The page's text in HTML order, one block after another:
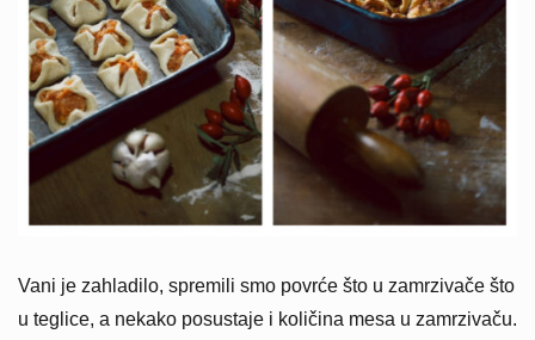
Vani je zahladilo, spremili smo povrće što u zamrzivače što
u teglice, a nekako posustaje i količina mesa u zamrzivaču.